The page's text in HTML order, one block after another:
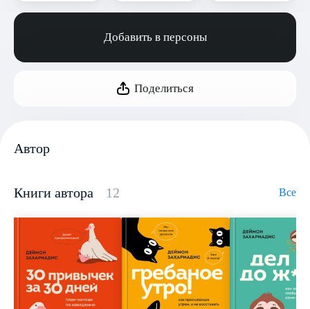
Добавить в персоны
Поделиться
Автор
Книги автора 12 Все